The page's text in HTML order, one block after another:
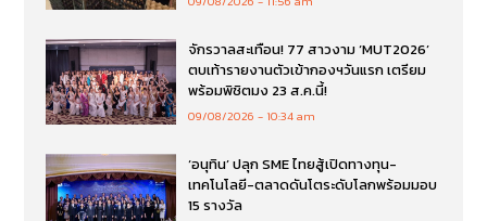
จักรวาลสะเทือน! 77 สาวงาม ‘MUT2026’
ตบเท้ารายงานตัวเข้ากองฯวันแรก เตรียม
พร้อมพิชิตมง 23 ส.ค.นี้!
09/08/2026 10:34 am
‘อนุทิน’ ปลุก SME ไทยสู้เปิดทางทุน-
เทคโนโลยี-ตลาดดันโตระดับโลกพร้อมมอบ
15 รางวัล